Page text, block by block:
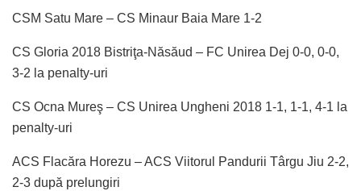
CSM Satu Mare – CS Minaur Baia Mare 1-2
CS Gloria 2018 Bistriţa-Năsăud – FC Unirea Dej 0-0, 0-0,
3-2 la penalty-uri
CS Ocna Mureş – CS Unirea Ungheni 2018 1-1, 1-1, 4-1 la
penalty-uri
ACS Flacăra Horezu – ACS Viitorul Pandurii Târgu Jiu 2-2,
2-3 după prelungiri